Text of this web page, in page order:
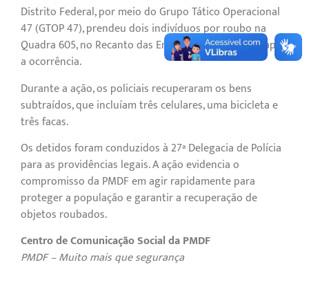
Distrito Federal, por meio do Grupo Tático Operacional
47 (GTOP 47), prendeu dois indivíduos por roubo na
Quadra 605, no Recanto das Emas, poucos minutos após
a ocorrência.
Durante a ação, os policiais recuperaram os bens
subtraídos, que incluíam três celulares, uma bicicleta e
três facas.
Os detidos foram conduzidos à 27ª Delegacia de Polícia
para as providências legais. A ação evidencia o
compromisso da PMDF em agir rapidamente para
proteger a população e garantir a recuperação de
objetos roubados.
Centro de Comunicação Social da PMDF
PMDF – Muito mais que segurança